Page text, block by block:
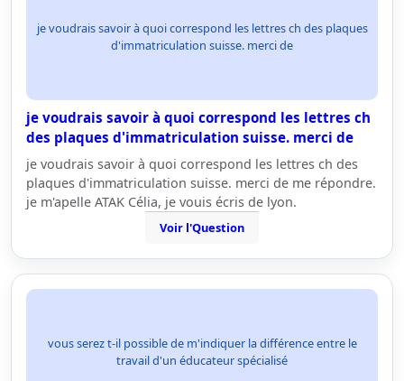
je voudrais savoir à quoi correspond les lettres ch des plaques
d'immatriculation suisse. merci de
je voudrais savoir à quoi correspond les lettres ch
des plaques d'immatriculation suisse. merci de
je voudrais savoir à quoi correspond les lettres ch des
plaques d'immatriculation suisse. merci de me répondre.
je m'apelle ATAK Célia, je vouis écris de lyon.
Voir l'Question
vous serez t-il possible de m'indiquer la différence entre le
travail d'un éducateur spécialisé